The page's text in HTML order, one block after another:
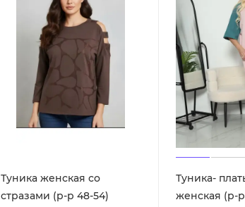
Туника женская со
стразами (р-р 48-54)
Туника-
женская (р-